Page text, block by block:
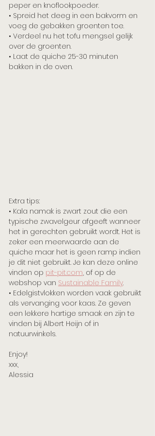
peper en knoflookpoeder.
• Spreid het deeg in een bakvorm en
voeg de gebakken groenten toe.
• Verdeel nu het tofu mengsel gelijk
over de groenten.
• Laat de quiche 25-30 minuten
bakken in de oven.
Extra tips:
• Kala namak is zwart zout die een
typische zwavelgeur afgeeft wanneer
het in gerechten gebruikt wordt. Het is
zeker een meerwaarde aan de
quiche maar het is geen ramp indien
je dit niet gebruikt. Je kan deze online
vinden op pit-pit.com, of op de
webshop van Sustainable Family.
• Edelgistvlokken worden vaak gebruikt
als vervanging voor kaas. Ze geven
een lekkere hartige smaak en zijn te
vinden bij Albert Heijn of in
natuurwinkels.
Enjoy!
xxx,
​Alessia